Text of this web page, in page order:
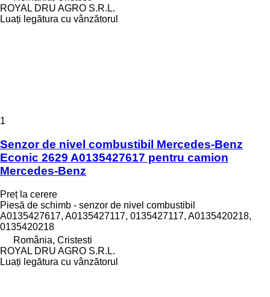
ROYAL DRU AGRO S.R.L.
Luați legătura cu vânzătorul
1
Senzor de nivel combustibil Mercedes-Benz
Econic 2629 A0135427617 pentru camion
Mercedes-Benz
Preț la cerere
Piesă de schimb - senzor de nivel combustibil
A0135427617, A0135427117, 0135427117, A0135420218,
0135420218
România, Cristesti
ROYAL DRU AGRO S.R.L.
Luați legătura cu vânzătorul